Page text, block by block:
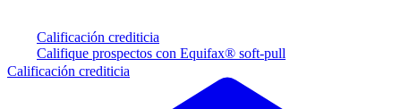
Calificación crediticia
Califique prospectos con Equifax® soft-pull
Calificación crediticia